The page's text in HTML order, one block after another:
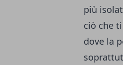
più
ciò che
dove la